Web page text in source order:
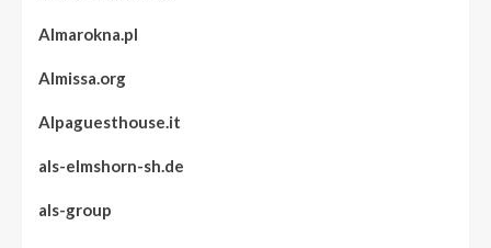
Almarokna.pl
Almissa.org
Alpaguesthouse.it
als-elmshorn-sh.de
als-group